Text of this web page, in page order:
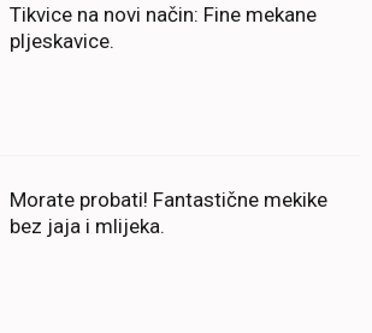
Tikvice na novi način: Fine mekane
pljeskavice.
Morate probati! Fantastične mekike
bez jaja i mlijeka.